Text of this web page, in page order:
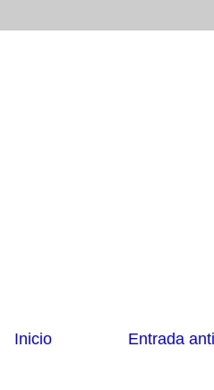
Entrada
Inicio